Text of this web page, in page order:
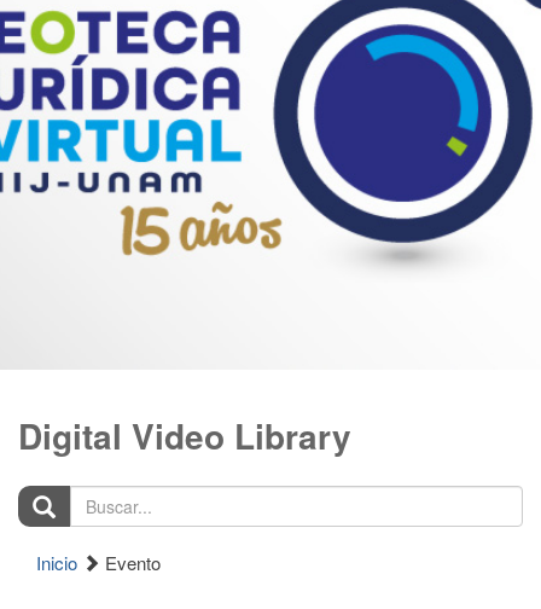
Digital Video Library
Buscar...
Inicio Evento